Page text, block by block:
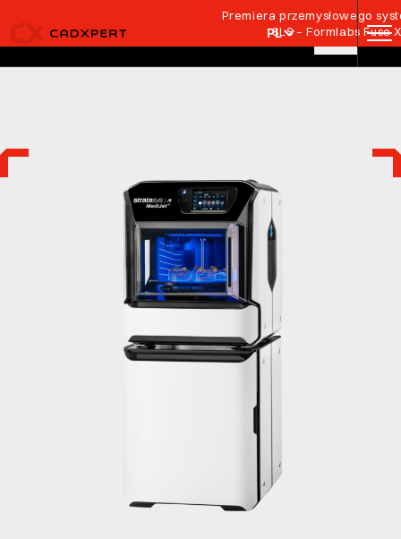
Premiera przemysłowego
SLS – Formlabs Fuse
PL